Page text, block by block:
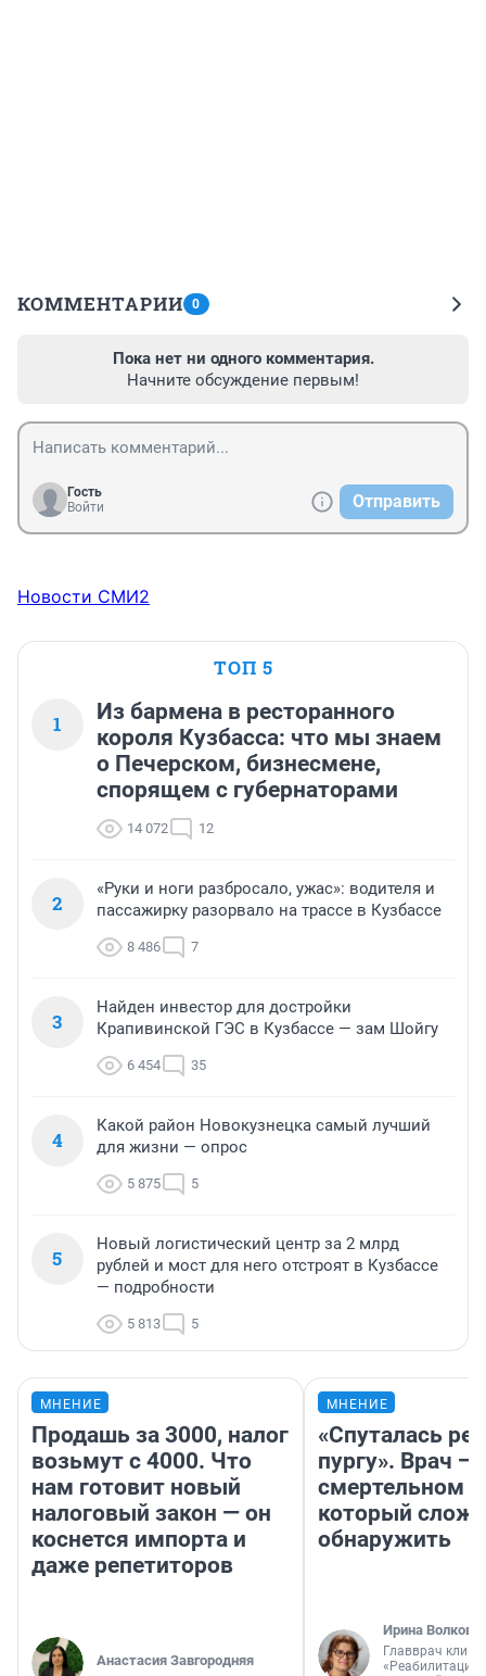
КОММЕНТАРИИ 0
Пока нет ни одного комментария.
Начните обсуждение первым!
Гость
Войти
Отправить
Новости СМИ2
ТОП 5
1
Из бармена в ресторанного
короля Кузбасса: что мы знаем
о Печерском, бизнесмене,
спорящем с губернаторами
14 072 12
2
«Руки и ноги разбросало, ужас»: водителя и
пассажирку разорвало на трассе в Кузбассе
8 486 7
3
Найден инвестор для достройки
Крапивинской ГЭС в Кузбассе — зам Шойгу
6 454 35
4
Какой район Новокузнецка самый лучший
для жизни — опрос
5 875 5
5
Новый логистический центр за 2 млрд
рублей и мост для него отстроят в Кузбассе
— подробности
5 813 5
МНЕНИЕ
Продашь за 3000, налог
возьмут с 4000. Что
нам готовит новый
налоговый закон — он
коснется импорта и
даже репетиторов
Анастасия Завгородняя
МНЕНИЕ
«Спуталась
пургу». Врач —
смертельном
который
обнаружить
Ирина Волкова
Главврач
«Реабилитация